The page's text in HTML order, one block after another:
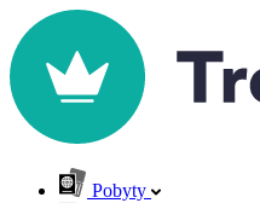
Pobyty